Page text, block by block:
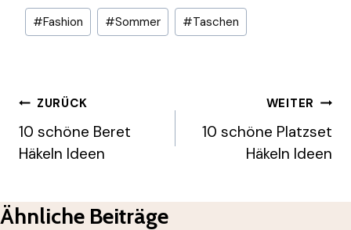
Schlagworte:
#Fashion #Sommer #Taschen
Beitragsnavigation
ZURÜCK
10 schöne Beret
Häkeln Ideen
WEITER
10 schöne Platzset
Häkeln Ideen
Ähnliche Beiträge